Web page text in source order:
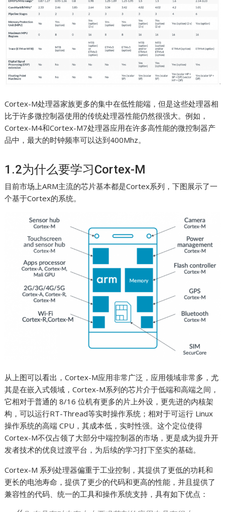
Cortex-M处理器家族更多的集中在低性能端，但是这些处理器相
比于许多微控制器使用的传统处理器性能仍然很强大。例如，
Cortex-M4和Cortex-M7处理器应用在许多高性能的微控制器产
品中，最大的时钟频率可以达到400Mhz。
1.2为什么要学习Cortex-M
目前市场上ARM主流的芯片基本都是Cortex系列，下图展示了一
个基于Cortex的系统。
从上图可以看出，Cortex-M应用非常广泛，应用领域非常多，尤
其是在嵌入式领域，Cortex-M系列的芯片介于低端和高端之间，
它相对于普通的 8/16 位机有更多的片上外设，更先进的内核架
构，可以运行RT-Thread等实时操作系统；相对于可运行 Linux
操作系统的高端 CPU，其成本低，实时性强。这个定位使得
Cortex-M不仅占领了大部分中端控制器的市场，更是成为提升开
发者技术的优良过渡平台，为后续的学习打下坚实的基础。
Cortex-M 系列处理器偏重于工业控制，其提供了更低的功耗和
更长的电池寿命，提供了更少的代码和更高的性能，并且提供了
兼容性的代码、统一的工具和操作系统支持，具有如下优点：